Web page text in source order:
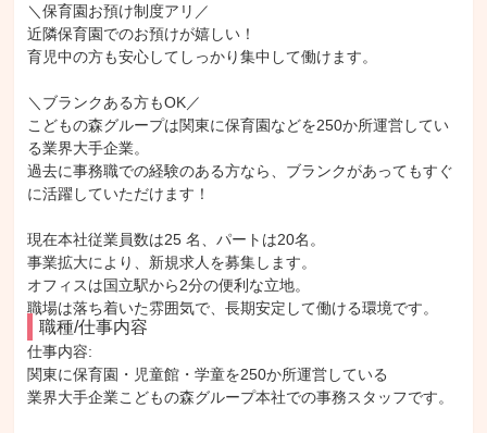
＼保育園お預け制度アリ／
近隣保育園でのお預けが嬉しい！
育児中の方も安心してしっかり集中して働けます。
＼ブランクある方もOK／
こどもの森グループは関東に保育園などを250か所運営してい
る業界大手企業。
過去に事務職での経験のある方なら、ブランクがあってもすぐ
に活躍していただけます！
現在本社従業員数は25 名、パートは20名。
事業拡大により、新規求人を募集します。
オフィスは国立駅から2分の便利な立地。
職場は落ち着いた雰囲気で、長期安定して働ける環境です。
職種/仕事内容
仕事内容:
関東に保育園・児童館・学童を250か所運営している
業界大手企業こどもの森グループ本社での事務スタッフです。